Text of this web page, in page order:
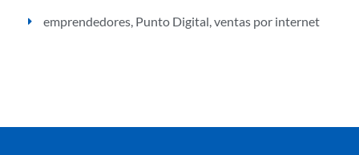
emprendedores, Punto Digital,ventas por internet